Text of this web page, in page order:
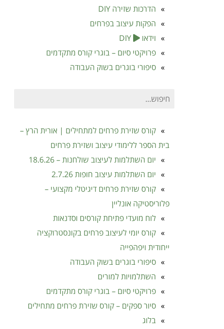
הדרכות שזירה DIY
הפקות עיצוב בפרחים
וידאו
פרויקטי סיום – בוגרי קורס מתקדמים
סיפורי בוגרים בשוק העבודה
חיפוש
קורס שזירת פרחים למתחילים | אורית הרץ –
בית הספר ללימודי עיצוב ושזירת פרחים
יום השתלמות לעיצוב שולחנות – 18.6.26
יום השתלמות עיצוב חופות 2.7.26
קורס שזירת פרחים דיגיטלי מקצועי –
פלוריסטיקה אונליין
לוח מועדי פתיחת קורסים וסדנאות
קורס יומי לעיצוב פרחים בקונסטרוקציה
ייחודית ויפהפייה ​
סיפורי בוגרים בשוק העבודה
השתלמויות למורים
פרויקטי סיום – בוגרי קורס מתקדמים
סיור ספקים – קורס שזירת פרחים מתחילים
בלוג